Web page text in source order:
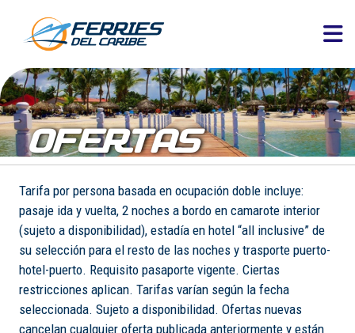
OFERTAS
Tarifa por persona basada en ocupación doble incluye:
pasaje ida y vuelta, 2 noches a bordo en camarote interior
(sujeto a disponibilidad), estadía en hotel “all inclusive” de
su selección para el resto de las noches y trasporte puerto-
hotel-puerto. Requisito pasaporte vigente. Ciertas
restricciones aplican. Tarifas varían según la fecha
seleccionada. Sujeto a disponibilidad. Ofertas nuevas
cancelan cualquier oferta publicada anteriormente y están